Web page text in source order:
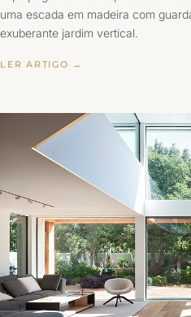
uma escada em madeira com
exuberante jardim vertical.
LER ARTIGO →